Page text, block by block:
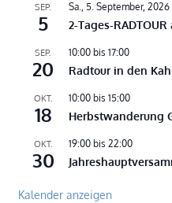
SEP.
5
Sa., 5. September, 2026
2-Tages-
SEP.
20
10:00bis 17:00
Radtour in den
OKT.
18
10:00bis 15:00
Herbstwanderung
OKT.
30
19:00bis 22:00
Kalender anzeigen